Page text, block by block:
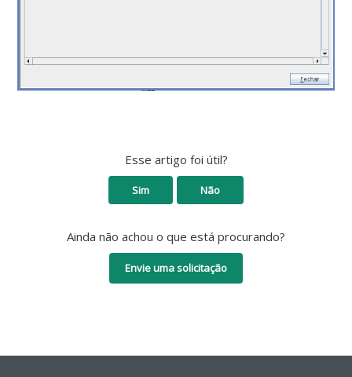
Esse artigo foi útil?
Sim Não
Ainda não achou o que está procurando?
Envie uma solicitação